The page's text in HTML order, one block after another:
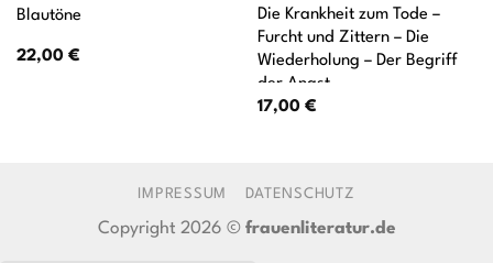
Blautöne
22,00 €
Die Krankheit zum Tode –
Furcht und Zittern – Die
Wiederholung – Der Begriff
der Angst
17,00 €
IMPRESSUM DATENSCHUTZ
Copyright 2026 © frauenliteratur.de